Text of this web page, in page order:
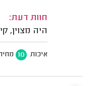
חוות דעת:
היה מצוין,
איכות 10